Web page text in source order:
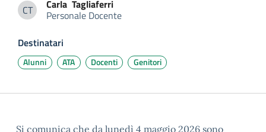
CT
Carla Tagliaferri
Carla Tagliaferri
Personale Docente
Destinatari
Alunni ATA Docenti Genitori
Si comunica che da lunedì 4 maggio 2026 sono